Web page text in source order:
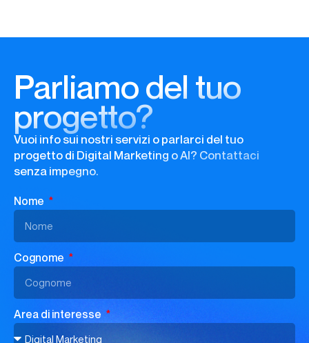
Parliamo del tuo
progetto?
Vuoi info sui nostri servizi o parlarci del tuo
progetto di Digital Marketing o AI? Contattaci
senza impegno.
Nome
Cognome
Area di interesse